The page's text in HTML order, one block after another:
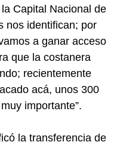
Capital Nacional de
nos identifican; por
a ganar acceso
que la costanera
recientemente
acá, unos 300
importante”.
la transferencia de